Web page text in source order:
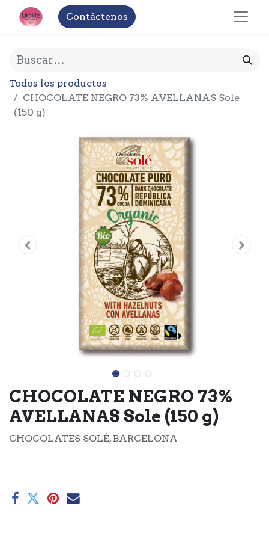
Contáctenos
Todos los productos
CHOCOLATE NEGRO 73% AVELLANAS Sole
(150 g)
CHOCOLATE NEGRO 73%
AVELLANAS Sole (150 g)
CHOCOLATES SOLÉ, BARCELONA